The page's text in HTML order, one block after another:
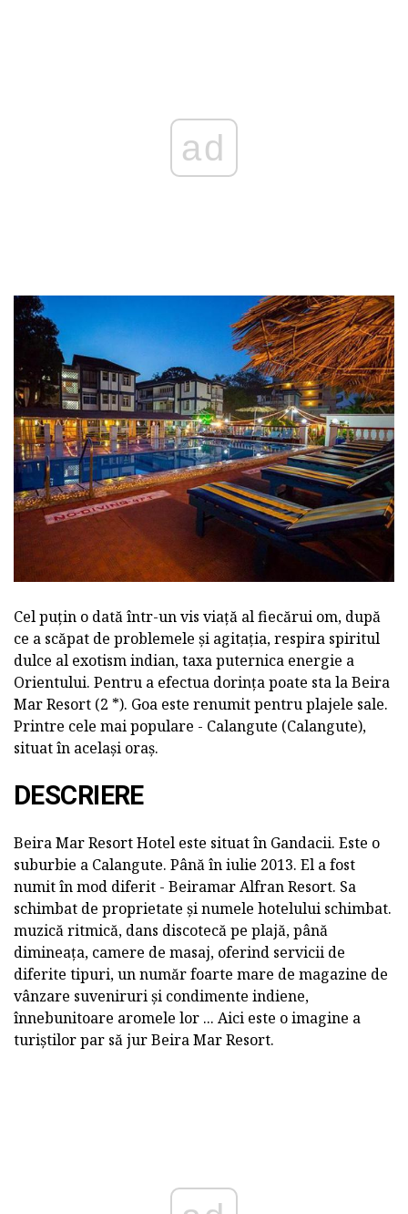
ad
Cel puțin o dată într-un vis viață al fiecărui om, după
ce a scăpat de problemele și agitația, respira spiritul
dulce al exotism indian, taxa puternica energie a
Orientului. Pentru a efectua dorința poate sta la Beira
Mar Resort (2 *). Goa este renumit pentru plajele sale.
Printre cele mai populare - Calangute (Calangute),
situat în același oraș.
DESCRIERE
Beira Mar Resort Hotel este situat în Gandacii. Este o
suburbie a Calangute. Până în iulie 2013. El a fost
numit în mod diferit - Beiramar Alfran Resort. Sa
schimbat de proprietate și numele hotelului schimbat.
muzică ritmică, dans discotecă pe plajă, până
dimineața, camere de masaj, oferind servicii de
diferite tipuri, un număr foarte mare de magazine de
vânzare suveniruri și condimente indiene,
înnebunitoare aromele lor ... Aici este o imagine a
turiștilor par să jur Beira Mar Resort.